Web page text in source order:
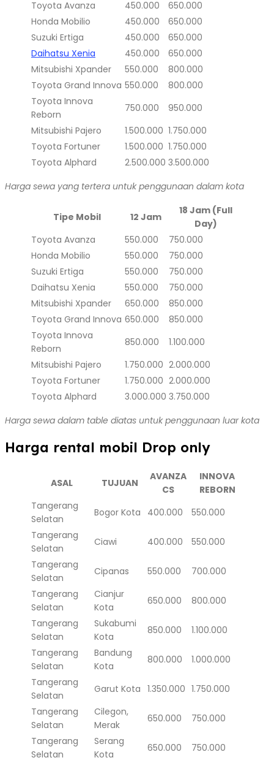
Toyota Avanza 450.000
650.000
Honda Mobilio
450.000
650.000
Suzuki Ertiga
450.000
650.000
Daihatsu Xenia
450.000
650.000
Mitsubishi Xpander
550.000
800.000
Toyota Grand Innova 550.000
800.000
Toyota Innova
Reborn
750.000
950.000
Mitsubishi Pajero
1.500.000 1.750.000
Toyota Fortuner
1.500.000 1.750.000
Toyota Alphard
2.500.000 3.500.000
Harga sewa yang tertera untuk penggunaan dalam kota
Tipe Mobil 12 Jam
18 Jam (Full
Day)
Toyota Avanza
550.000
750.000
Honda Mobilio
550.000
750.000
Suzuki Ertiga
550.000
750.000
Daihatsu Xenia
550.000
750.000
Mitsubishi Xpander
650.000
850.000
Toyota Grand Innova 650.000
850.000
Toyota Innova
Reborn
850.000
1.100.000
Mitsubishi Pajero
1.750.000 2.000.000
Toyota Fortuner
1.750.000 2.000.000
Toyota Alphard
3.000.000 3.750.000
Harga sewa dalam table diatas untuk penggunaan luar kota
Harga rental mobil Drop only
ASAL TUJUAN
AVANZA
CS
INNOVA
REBORN
Tangerang
Selatan
Bogor Kota 400.000
550.000
Tangerang
Selatan
Ciawi 400.000
550.000
Tangerang
Selatan
Cipanas 550.000
700.000
Tangerang
Selatan
Cianjur
Kota
650.000
800.000
Tangerang
Selatan
Sukabumi
Kota
850.000
1.100.000
Tangerang
Selatan
Bandung
Kota
800.000
1.000.000
Tangerang
Selatan
Garut Kota 1.350.000 1.750.000
Tangerang
Selatan
Cilegon,
Merak
650.000
750.000
Tangerang
Selatan
Serang
Kota
650.000
750.000